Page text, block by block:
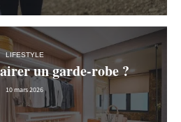
LIFESTYLE
un garde-robe ?
10 mars 2026